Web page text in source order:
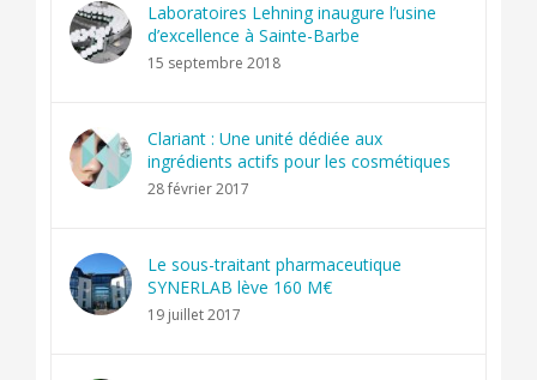
Laboratoires Lehning inaugure l’usine
d’excellence à Sainte-Barbe
15 septembre 2018
Clariant : Une unité dédiée aux
ingrédients actifs pour les cosmétiques
28 février 2017
Le sous-traitant pharmaceutique
SYNERLAB lève 160 M€
19 juillet 2017